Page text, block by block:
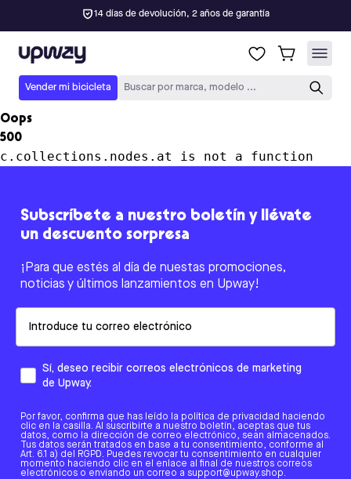
14 días de devolución, 2 años de garantía
Upway
Vender mi bicicleta Buscar por marca, modelo ...
Oops
500
c.collections.nodes.at is not a function
Subscríbete a nuestro boletín y llévate
un descuento sorpresa
¡Para que estés al día de nuestas promociones,
noticias y últimos lanzamientos en Upway!
Sí, deseo recibir correos electrónicos de marketing
de Upway.
Por favor, confirma que has leído la política de privacidad haciendo
clic en la casilla. Al suscribirte a nuestro boletín, aceptas que tus
datos, como la dirección de correo electrónico, sean almacenados.
Tus datos serán tratados en base a tu consentimiento, conforme al
Art. 6.1 a) del RGPD. Puedes revocar tu consentimiento en cualquier
momento haciendo clic en el enlace al final de nuestros correos
electrónicos o enviando un correo a support@upway.shop.